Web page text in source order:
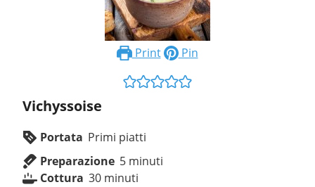
Print Pin
Vichyssoise
Portata Primi piatti
Preparazione 5 minuti
Cottura 30 minuti